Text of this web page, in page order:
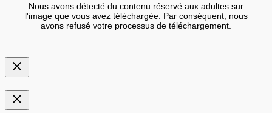
Nous avons détecté du contenu réservé aux adultes sur
l'image que vous avez téléchargée. Par conséquent, nous
avons refusé votre processus de téléchargement.